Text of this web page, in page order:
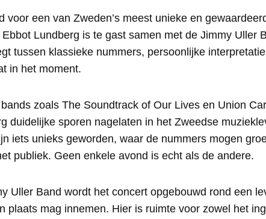
voor een van Zweden’s meest unieke en
Lundberg is te gast samen met de Jimmy Uller
tussen klassieke nummers, persoonlijke
in het moment.
zoals The Soundtrack of Our Lives en Union
duidelijke sporen nagelaten in het Zweedse
iets unieks geworden, waar de nummers mogen
publiek. Geen enkele avond is echt als de andere.
Uller Band wordt het concert opgebouwd rond een
plaats mag innemen. Hier is ruimte voor zowel het